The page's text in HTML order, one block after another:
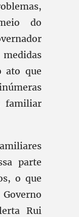
do
ato que
familiar
parte
o que
Rui